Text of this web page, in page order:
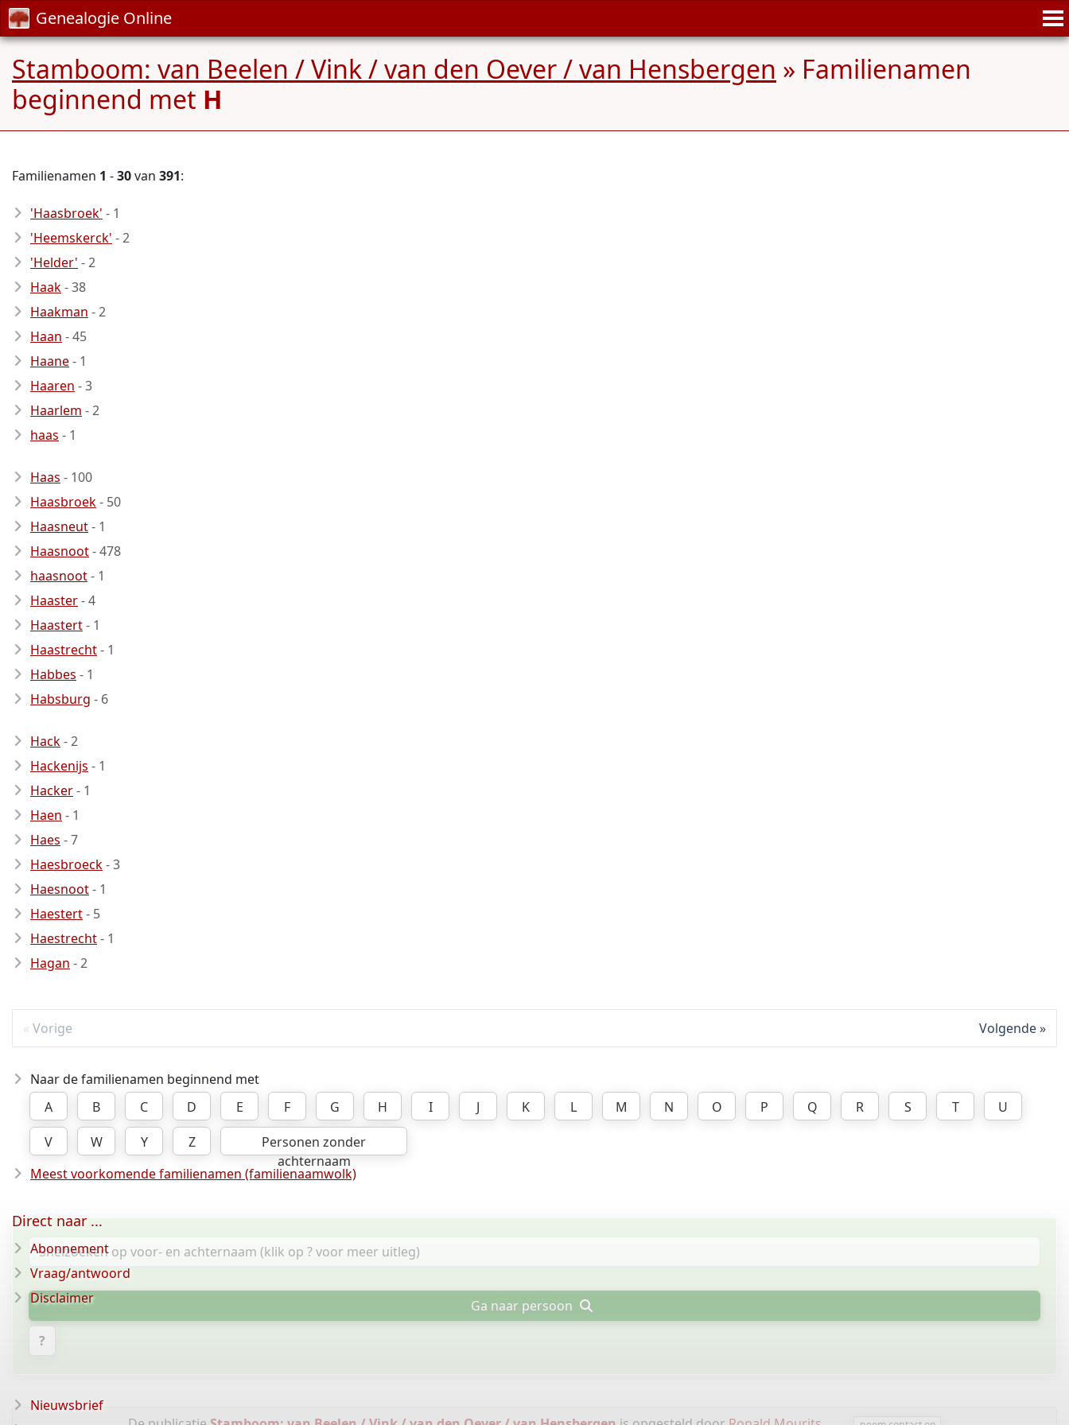
Genealogie Online
Stamboom: van Beelen / Vink / van den Oever / van Hensbergen » Familienamen
beginnend met H
Familienamen 1 -30van 391:
'Haasbroek' - 1
'Heemskerck' - 2
'Helder' - 2
Haak- 38
Haakman - 2
Haan - 45
Haane- 1
Haaren - 3
Haarlem - 2
haas - 1
Haas - 100
Haasbroek- 50
Haasneut- 1
Haasnoot- 478
haasnoot- 1
Haaster- 4
Haastert- 1
Haastrecht- 1
Habbes - 1
Habsburg - 6
Hack- 2
Hackenijs - 1
Hacker- 1
Haen - 1
Haes - 7
Haesbroeck- 3
Haesnoot- 1
Haestert- 5
Haestrecht- 1
Hagan - 2
Vorige Volgende
Naar de familienamen beginnend met
A
B C D E F G H I J K L M N O P Q R S T
U
V
W Y Z
Personen zonder
achternaam
Meest voorkomende familienamen (familienaamwolk)
Ga naar persoon
?
Direct naar ...
Abonnement
Vraag/antwoord
Disclaimer
Nieuwsbrief